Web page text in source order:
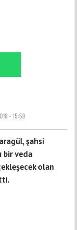
- 15:59
şahsi
bir veda
olan